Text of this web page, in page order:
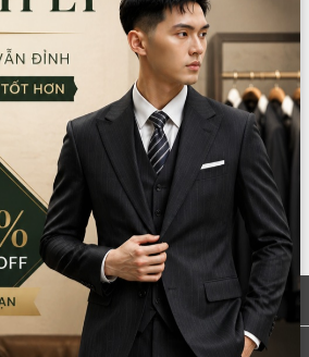
Trang phục các nước
Trung Quốc
Cổ trang nữ thêu hoa 3D (Màu kem)